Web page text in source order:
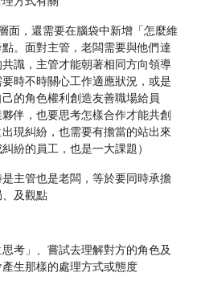
面，還需要在腦袋中新增「怎麼維
。面對主管，老闆需要與他們達
識，主管才能朝著相同方向領導
時不時關心工作適應狀況，或是
的角色權利創造友善職場給員
伴，也要思考怎樣合作才能共創
現糾紛，也需要有擔當的站出來
紛的員工，也是一大課題）
主管也是老闆，等於要同時承擔
及觀點
考」、嘗試去理解對方的角色及
生那樣的處理方式或態度